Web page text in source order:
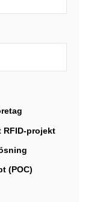
projekt
(POC)